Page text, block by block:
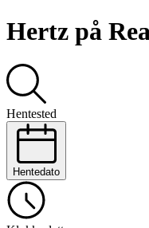
Hertz på
Hentested
Hentedato